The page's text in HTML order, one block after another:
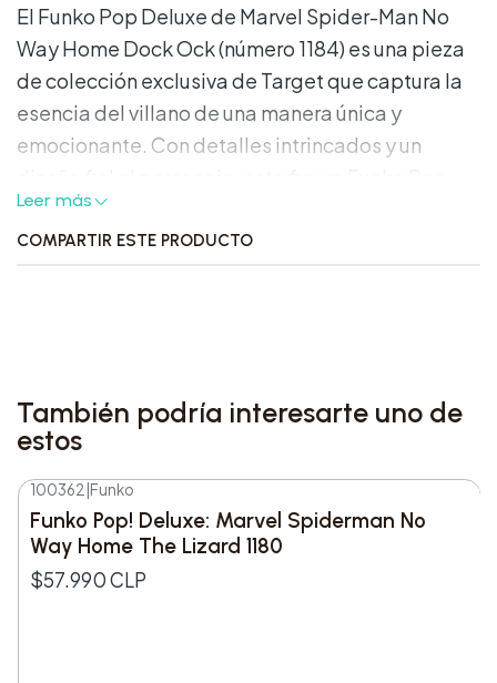
El Funko Pop Deluxe de Marvel Spider-Man No
Way Home Dock Ock (número 1184) es una pieza
de colección exclusiva de Target que captura la
esencia del villano de una manera única y
emocionante. Con detalles intrincados y un
Deluxe es una adición imprescindible para
cualquier fanático de Spider-Man o coleccionista
de Funko. Con su pose dinámica y expresión
Leer más
COMPARTIR ESTE PRODUCTO
También podría interesarte uno de
estos
100362 Funko
Funko Pop! Deluxe: Marvel Spiderman No
Way Home The Lizard 1180
$57.990 CLP